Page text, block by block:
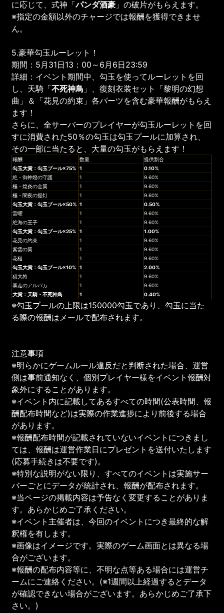
に応じて、式神「パンダ酒豪 」の破片がもらえます。
※指定の金額以外のチャージでは報酬を獲得できませ
ん。
5.豪華勾玉ルーレット！
期間：5月31日13：00～6月6日23:59
詳細：イベント期間中、勾玉を使ってルーレットを回
し、天騎「不死神鳥 」、復刻衣装セット「黎明の幻想
曲」＆「花見の約束」各パーツを含む豪華報酬がもらえ
ます！
さらに、全サーバーのプレイヤーが勾玉ルーレットを回
すに消費された50％の勾玉は勾玉プールに加算され、
その一部に当たると、大量の勾玉がもらえます！
報酬 数量
提供割合
勾玉大賞：勾玉プール×75% 1
0.10%
絶・御神燈の守護
1
9.60%
極・煌炎の金翼
1
9.60%
極・闇夜の提灯
1
9.60%
勾玉大賞：勾玉プール×50% 1
0.50%
雷曜
1
9.60%
絶海の王子
1
9.60%
勾玉大賞：勾玉プール×25% 1
1.00%
花見の約束
1
9.60%
紫雲の翼
1
9.60%
花槌
1
9.60%
勾玉大賞：勾玉プール×10% 1
2.00%
猫大将
1
9.60%
暴走のアルパカ
1
9.60%
大賞：天騎・不死神鳥 1 0.40%
※勾玉プールの上限は150000勾玉であり、勾玉に当た
る際の報酬はメールで配布されます。
注意事項
※明らかにゲームルール違反だと判断された場合、運営
側は事前通知なく、個別プレイヤー様をイベント報酬対
象外にすることがあります。
※イベント内に記載してあるすべての時間(公表時間、報
酬配布時間など)は実際の作業進捗により前後する場合
があります。
※報酬配布時間が記載されていないイベントにつきまし
ては、報酬は運営作業日にプレゼントを送付いたします
(応募手続きは不要です)。
※特別な説明がない限り、すべてのイベントは実施サー
バーごとにデータが統計され、報酬が配布されます。
※当ページの掲載内容は予告なく変更することがありま
す。あらかじめご了承ください。
※イベント主催者は、今回のイベントにつき最終的な解
釈権を有します。
※画像はイメージです。実際のゲーム画面とは異なる場
合がございます。
※報酬の配布内容等に、不明な点等ある場合には運営チ
ームにご連絡ください。(※1週間以上経過するとデータ
が確認できない場合がございます。あらかじめご了承下
さい。)